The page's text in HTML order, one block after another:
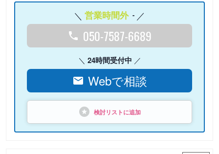
営業時間外 -
050-7587-6689
24時間受付中
Webで相談
検討リストに追加